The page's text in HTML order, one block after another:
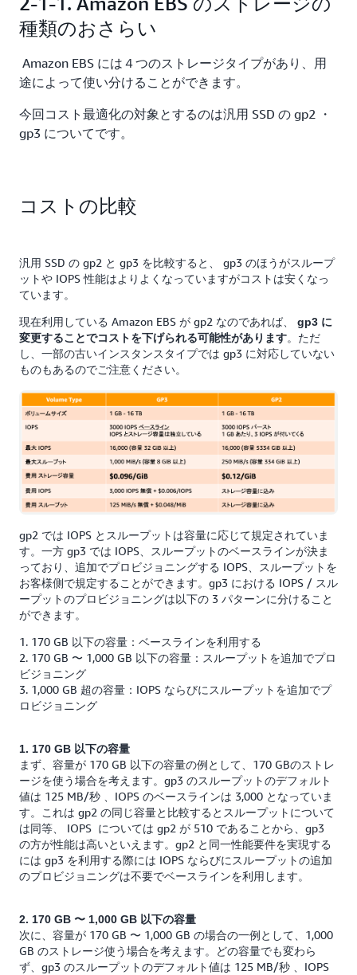
種類のおさらい
Amazon EBS には４つのストレージタイプがあり、用
途によって使い分けることができます。
今回コスト最適化の対象とするのは汎用 SSD の gp2 ・
gp3 についてです。
コストの比較
汎用 SSD の gp2 と gp3 を比較すると、 gp3 のほうがスループ
ットや IOPS 性能はよりよくなっていますがコストは安くなっ
ています。
現在利用している Amazon EBS が gp2 なのであれば、 gp3 に
変更することでコストを下げられる可能性があります。 ただ
し、一部の古いインスタンスタイプでは gp3 に対応していない
ものもあるのでご注意ください。
gp2 では IOPS とスループットは容量に応じて規定されていま
す。一方 gp3 では IOPS、スループットのベースラインが決ま
っており、追加でプロビジョニングする IOPS、スループットを
お客様側で規定することができます。gp3 における IOPS / スル
ープットのプロビジョニングは以下の 3 パターンに分けること
ができます。
1. 170 GB 以下の容量：ベースラインを利用する
2. 170 GB 〜 1,000 GB 以下の容量：スループットを追加でプロ
ビジョニング
3. 1,000 GB 超の容量：IOPS ならびにスループットを追加でプ
ロビジョニング
1. 170 GB 以下の容量
まず、容量が 170 GB 以下の容量の例として、170 GBのストレ
ージを使う場合を考えます。gp3 のスループットのデフォルト
値は 125 MB/秒 、IOPS のベースラインは 3,000 となっていま
す。これは gp2 の同じ容量と比較するとスループットについて
は同等、 IOPS については gp2 が 510 であることから、gp3
の方が性能は高いといえます。gp2 と同一性能要件を実現する
には gp3 を利用する際には IOPS ならびにスループットの追加
のプロビジョニングは不要でベースラインを利用します。
2. 170 GB 〜 1,000 GB 以下の容量
次に、容量が 170 GB 〜 1,000 GB の場合の一例として、1,000
GB のストレージ使う場合を考えます。どの容量でも変わら
ず、gp3 のスループットのデフォルト値は 125 MB/秒 、IOPS